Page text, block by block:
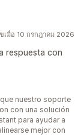
เมื่อ 10 กรกฎาคม 2026
respuesta con
nuestro soporte
con una solución
para ayudar a
mejor con